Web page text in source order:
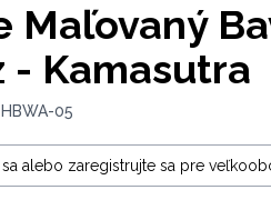
Maľovaný
- Kamasutra
05
sa alebo zaregistrujte sa pre